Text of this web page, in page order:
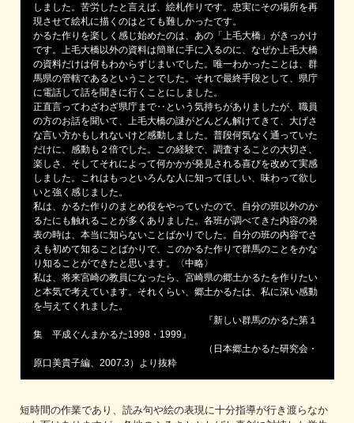
しました。苦労したと言えば、絵札作りです。忠実にその場所を再
現させて絵札に描くのはとても難しかったです。
かるた作りを楽しく感じ始めたのは、あの「上毛大橋」がきっかけ
です。上毛大橋以外の資料は簡単に手に入るのに、なぜか上毛大橋
の資料だけは何もわからずじまいでした。唯一わかったことは、群
馬県の管轄であるということでした。それで最終手段として、県庁
に電話して話を聞きに行くことにしました。
正直言ってわざわざ県庁まで‥という気持ちがありましたが、職員
の方のお話を聞いて、上毛大橋の謎がどんどん解けてきて、大げさ
な言い方かもしれないけど感動しました。普段何気なく通っていた
だけに、感動も２倍でした。この経験で、調査することの大切さ、
楽しさ、そしてそれによって何かかが発見される喜びを改めて実感
しました。これはもっといろんな人に知ってほしい、味わって欲し
いと強く感じました。
私は、かるた作りのまとめ役をやっていたので、自分の班以外のか
るたにも触れることが多くありました。各班が調べてきた内容の発
表の時は、本当に知らないことばかりでした。自分の班の内容でさ
えも初めて知ることばかりで、このかるた作りで群馬のことをかな
り知ることができたと思います。〈中略〉
私は、将来宮崎の教員になったら、宮崎県の郷土かるたを作りたい
と本気で考えています。それくらい、郷土かるたは、私に深い感動
を与えてくれました。
『新しい群馬のかるた第１
集 平成ぐんまかるた1998・1999』
（日本郷土かるた研究会・
原口美貴子編、2007.3）より抜粋
短時間の作業であり、読み句や絵の表現に十分指導が行き渡らなか